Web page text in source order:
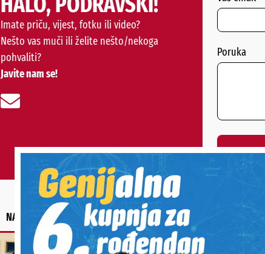
Imate priču, vijest, fotku ili video?
Nešto vas muči ili želite nešto/nekoga
pohvaliti?
Javite nam se!
Poruka
Alternative:
NAJNOVIJE VIJESTI